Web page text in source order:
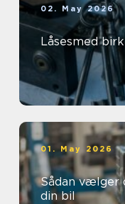
02. May 2026
Låsesmed
01. May 2026
Sådan
din bil